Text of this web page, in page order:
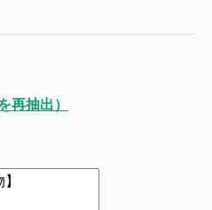
再抽出）